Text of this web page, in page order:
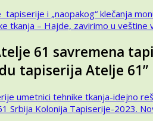
Kreativni
procesi
u
za
izradu
i „naopakog“ klečanja
tkanja – Hajde, zavirimo u
61 savremena
tapiserija Atelje 61”
umetnici tehnike tkanja-idejno
Srbija Kolonija Tapiserije-2023.